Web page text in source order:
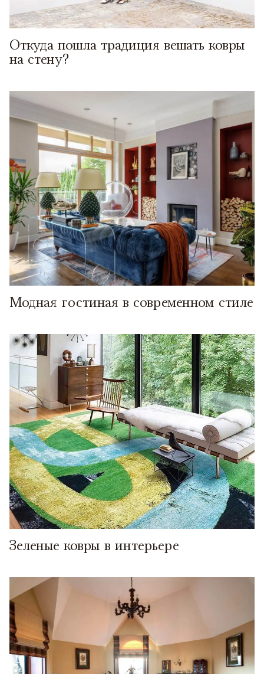
Откуда пошла традиция вешать ковры
на стену?
Модная гостиная в современном стиле
Зеленые ковры в интерьере